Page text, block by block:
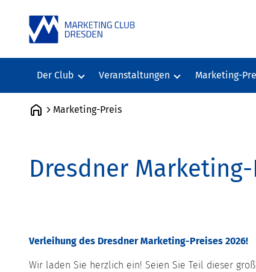
Der Club
Der Club
Satzung
Veranstaltungen
Veranstaltungen
Marketing-
Jury
Marketing-Preis
Dresdner
Verleihung des Dresdner Marketing-Preises 2026!
Wir laden Sie herzlich ein! Seien Sie Teil dieser